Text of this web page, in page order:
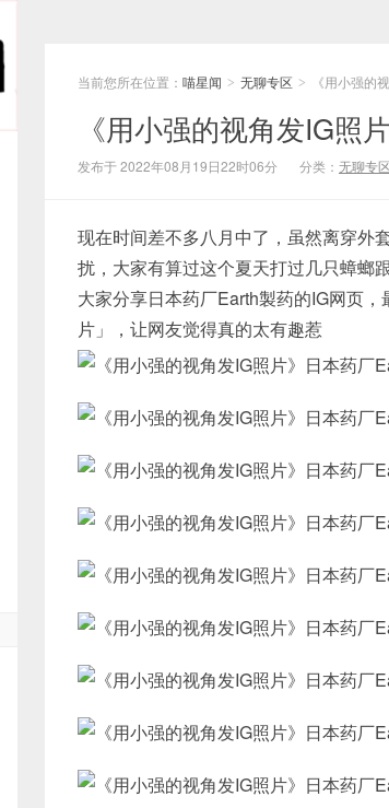
当前您所在位置： 喵星闻 > 无聊专区 > 《用小强的
《用小强的视角发IG照
发布于 2022年08月19日22时06分 分类： 无聊专区
现在时间差不多八月中了，虽然离穿外
扰，大家有算过这个夏天打过几只蟑螂
大家分享日本药厂Earth製药的IG网页
片」，让网友觉得真的太有趣惹